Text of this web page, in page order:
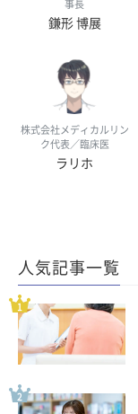
事長
鎌形 博展
株式会社メディカルリン
ク代表／臨床医
ラリホ
人気記事一覧